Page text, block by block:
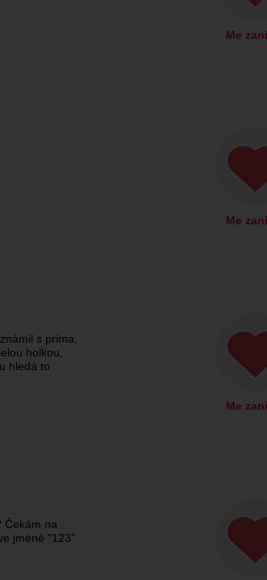
Me
Me
s prima,
holkou,
hledá to
Me
Čekám na
jméně "123"